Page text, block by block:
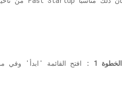
الخطوة 1 : افتح القائمة 'ابدأ' وفي